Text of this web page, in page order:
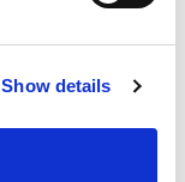
Show details